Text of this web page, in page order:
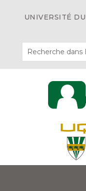
UNIVERSITÉ